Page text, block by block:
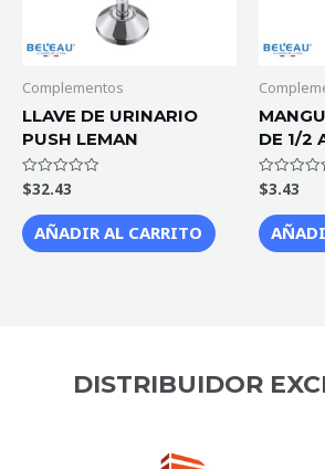
Complementos
LLAVE DE URINARIO
PUSH LEMAN
Valorado
con
de
5
$32.43
AÑADIR AL CARRITO
DE 1/2
Valorado
con
de
5
$3.43
DISTRIBUIDOR